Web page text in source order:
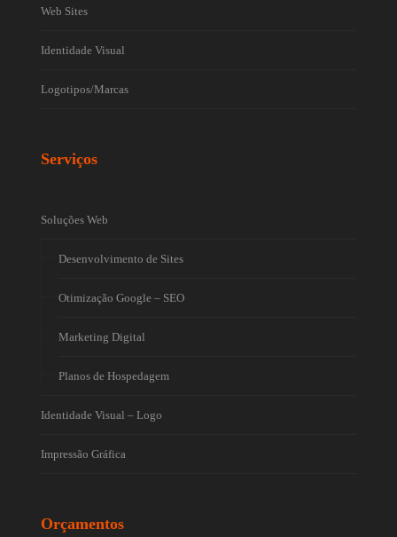
Web Sites
Identidade Visual
Logotipos/Marcas
Serviços
Soluções Web
Desenvolvimento de Sites
Otimização Google – SEO
Marketing Digital
Planos de Hospedagem
Identidade Visual – Logo
Impressão Gráfica
Orçamentos